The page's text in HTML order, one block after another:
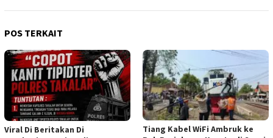
POS TERKAIT
Viral Di Beritakan Di
Tiang Kabel WiFi Ambruk ke